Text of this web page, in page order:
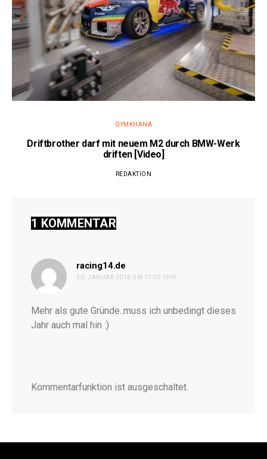
GYMKHANA
Driftbrother darf mit neuem M2 durch BMW-Werk
driften [Video]
REDAKTION
1 KOMMENTAR
racing14.de
30. JANUAR 2016 UM 17:02 UHR
Mehr als gute Gründe..muss ich unbedingt dieses
Jahr auch mal hin :)
Kommentarfunktion ist ausgeschaltet.